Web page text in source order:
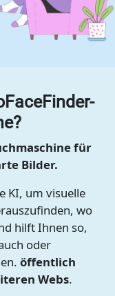
für
Bilder.
KI, um visuelle
wo
hilft Ihnen so,
oder
öffentlich
Webs.